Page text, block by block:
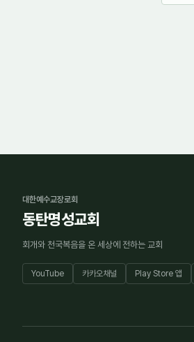
대한예수교장로회
동탄명성교회
회개와 천국복음을 온 세상에 전하는 교회
YouTube 카카오채널 Play Store 앱